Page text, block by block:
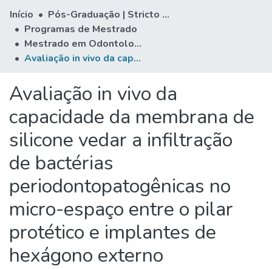
Início
Pós-Graduação | Stricto Sensu
Programas de Mestrado
Mestrado em Odontologia
Avaliação in vivo da capacidade da membrana de silicone vedar a infiltração de bactérias periodontopatogênicas no micro-espaço entre o pilar protético e implantes de hexágono externo
Avaliação in vivo da
capacidade da membrana de
silicone vedar a infiltração
de bactérias
periodontopatogênicas no
micro-espaço entre o pilar
protético e implantes de
hexágono externo